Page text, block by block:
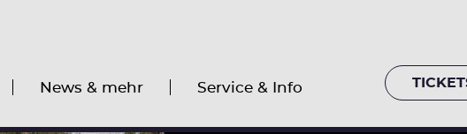
News & mehr Service & Info